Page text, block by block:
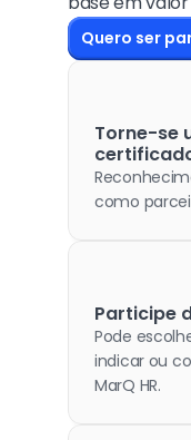
Quero ser
Torne-se
como
Participe
Pode
indicar ou
MarQ HR.